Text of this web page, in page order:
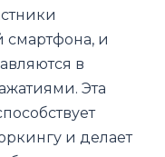
смартфона, и
в
Эта
и делает